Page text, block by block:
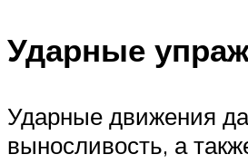
Ударные
Ударные движения
выносливость, а